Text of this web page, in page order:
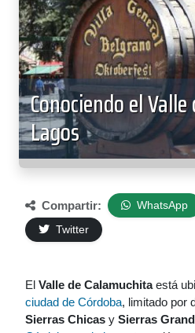
Conociendo el
Lagos
Compartir: WhatsApp
Twitter
El Valle de Calamuchitaestá
ciudad de Córdoba, limitado por
Sierras Chicas y Sierras